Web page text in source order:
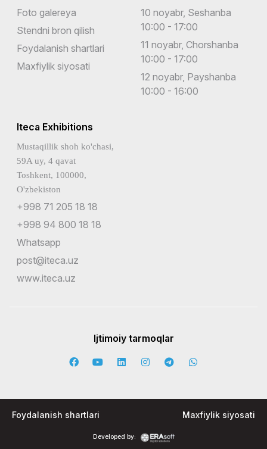
Foto galereya
Stendni bron qilish
Foydalanish shartlari
Maxfiylik siyosati
10 noyabr, Seshanba
10:00 - 17:00
11 noyabr, Chorshanba
10:00 - 17:00
12 noyabr, Payshanba
10:00 - 16:00
Iteca Exhibitions
Mustaqillik shoh ko'chasi,
59A uy, 4 qavat
Toshkent, 100000,
O'zbekiston
+998 71 205 18 18
+998 94 800 18 18
Whatsapp
post@iteca.uz
www.iteca.uz
Ijtimoiy tarmoqlar
Developed by:
Foydalanish shartlari Maxfiylik siyosati